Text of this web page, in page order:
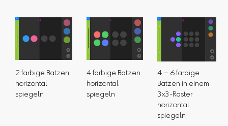
2 farbige Batzen
horizontal
spiegeln
4 farbige Batzen
horizontal
spiegeln
4 – 6 farbige
Batzen in einem
3x3-Raster
horizontal
spiegeln